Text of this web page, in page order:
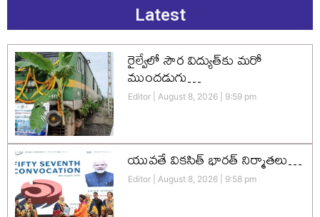
Latest
రైల్వేలో సౌర విద్యుత్‌కు మరో
ముందడుగు…
Editor August 8, 2026 9:59 pm
యువతే వికసిత్‌ భారత్‌ నిర్మాతలు…
Editor August 8, 2026 9:58 pm